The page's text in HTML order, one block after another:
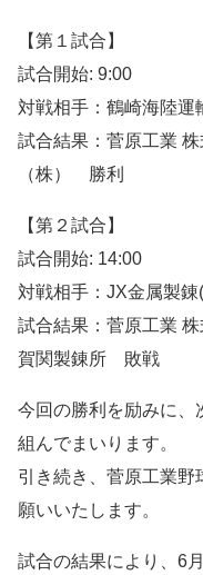
【第１試合】
試合開始: 9:00
対戦相手：鶴崎海陸運
試合結果：菅原工業
（株） 勝利
【第２試合】
試合開始: 14:00
対戦相手：JX金属製
試合結果：菅原工業
賀関製錬所 敗戦
今回の勝利を励みに、
組んでまいります。
引き続き、菅原工業野
願いいたします。
試合の結果により、6